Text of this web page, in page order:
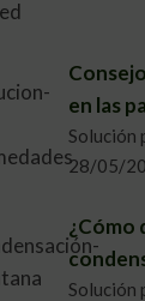
en las
Solución
28/05/
¿Cómo
Solución